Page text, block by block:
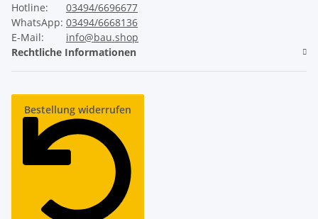
Hotline:
03494/6696677
WhatsApp: 03494/6668136
E-Mail:
info@bau.shop
Rechtliche Informationen
Bestellung widerrufen